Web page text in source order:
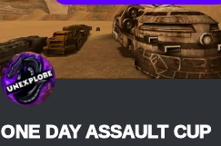
ONE DAY ASSAULT CUP